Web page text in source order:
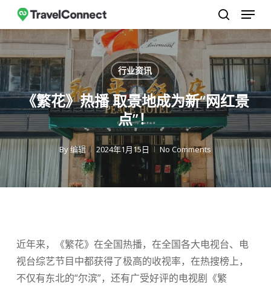
主
要
内
容
搜索
菜单
行业资讯
《繁花》热播 取景地成为新“网红景
点”！
By编辑 2024年1月15日 No Comments
近年来，《繁花》在全国热播，在全国各大电视台、电
视台综艺节目中都获得了极高的收视率，在热搜榜上，
不仅有东北的“尔滨”，还有广受好评的电视剧《繁
闭
菜
单